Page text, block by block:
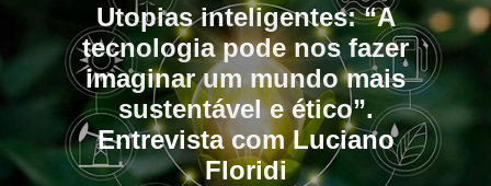
Utopias inteligentes: “A
tecnologia pode nos fazer
imaginar um mundo mais
sustentável e ético”.
Entrevista com Luciano
Floridi